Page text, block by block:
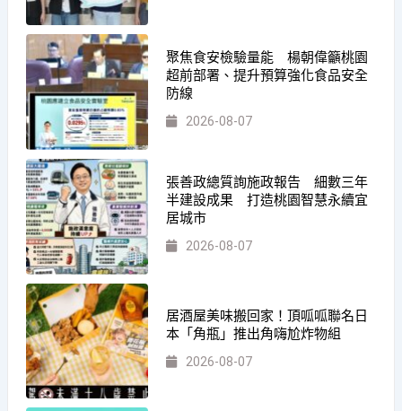
聚焦食安檢驗量能 楊朝偉籲桃園
超前部署、提升預算強化食品安全
防線
2026-08-07
張善政總質詢施政報告 細數三年
半建設成果 打造桃園智慧永續宜
居城市
2026-08-07
居酒屋美味搬回家！頂呱呱聯名日
本「角瓶」推出角嗨尬炸物組
2026-08-07